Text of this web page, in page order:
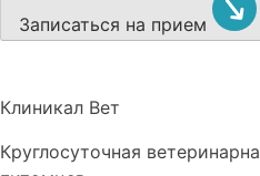
Записаться на прием
Клиникал Вет
Круглосуточная